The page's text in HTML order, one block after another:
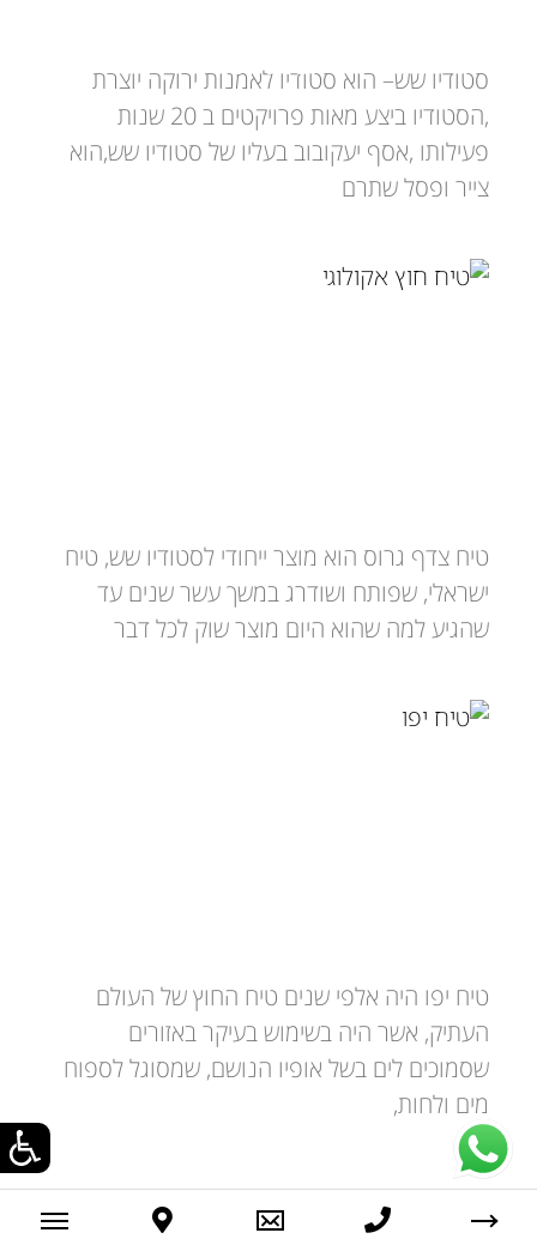
טדלקט
סטודיו שש– הוא סטודיו לאמנות ירוקה יוצרת
,הסטודיו ביצע מאות פרויקטים ב 20 שנות
פעילותו ,אסף יעקובוב בעליו של סטודיו שש,הוא
צייר ופסל שתרם
טיח צדף גרוס הוא מוצר ייחודי לסטודיו שש, טיח
ישראלי, שפותח ושודרג במשך עשר שנים עד
שהגיע למה שהוא היום מוצר שוק לכל דבר
טיח יפו היה אלפי שנים טיח החוץ של העולם
העתיק, אשר היה בשימוש בעיקר באזורים
שסמוכים לים בשל אופיו הנושם, שמסוגל לספוח
מים ולחות,